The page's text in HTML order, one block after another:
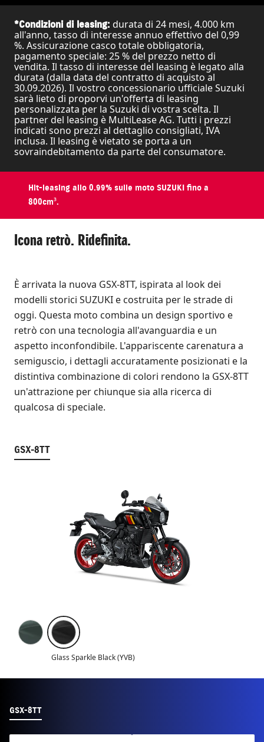
*Condizioni di leasing: durata di 24 mesi, 4.000 km
all'anno, tasso di interesse annuo effettivo del 0,99
%. Assicurazione casco totale obbligatoria,
pagamento speciale: 25 % del prezzo netto di
vendita. Il tasso di interesse del leasing è legato alla
durata (dalla data del contratto di acquisto al
30.09.2026). Il vostro concessionario ufficiale Suzuki
sarà lieto di proporvi un'offerta di leasing
personalizzata per la Suzuki di vostra scelta. Il
partner del leasing è MultiLease AG. Tutti i prezzi
indicati sono prezzi al dettaglio consigliati, IVA
inclusa. Il leasing è vietato se porta a un
sovraindebitamento da parte del consumatore.
Hit-leasing allo 0.99% sulle moto SUZUKI fino a
800cm³.
Icona retrò. Ridefinita.
È arrivata la nuova GSX-8TT, ispirata al look dei
modelli storici SUZUKI e costruita per le strade di
oggi. Questa moto combina un design sportivo e
retrò con una tecnologia all'avanguardia e un
aspetto inconfondibile. L'appariscente carenatura a
semiguscio, i dettagli accuratamente posizionati e la
distintiva combinazione di colori rendono la GSX-8TT
un'attrazione per chiunque sia alla ricerca di
qualcosa di speciale.
GSX-8TT
Glass Sparkle Black (YVB)
GSX-8TT